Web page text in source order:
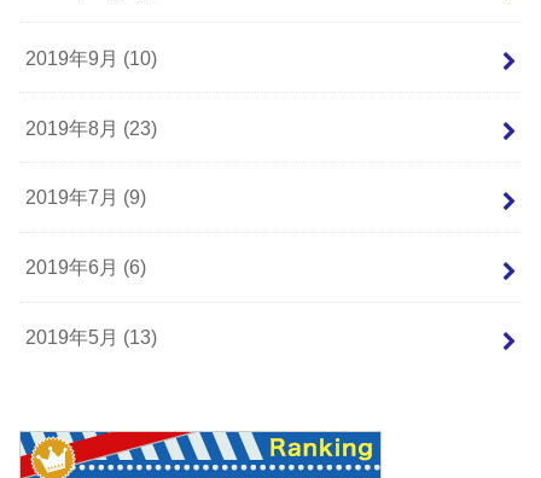
2019年9月 (10)
2019年8月 (23)
2019年7月 (9)
2019年6月 (6)
2019年5月 (13)